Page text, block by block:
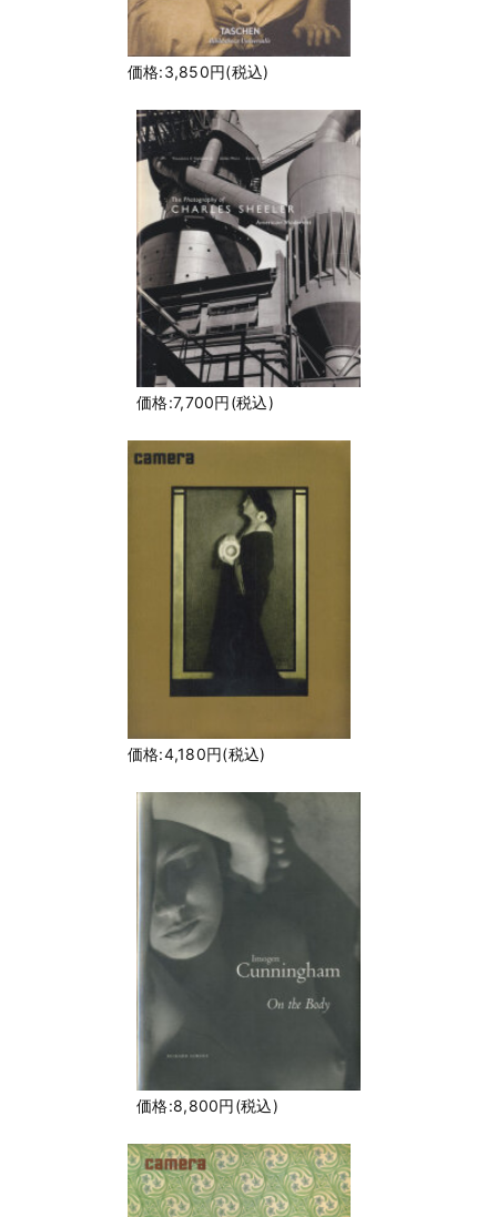
価格:3,850円(税込)
価格:7,700円(税込)
価格:4,180円(税込)
価格:8,800円(税込)